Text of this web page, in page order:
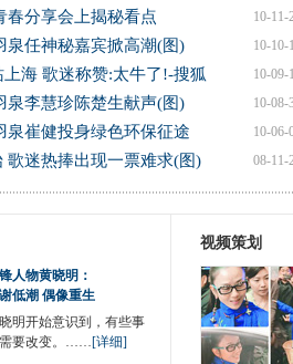
10-11-
春分享会上揭秘看点
10-10-
泉任神秘嘉宾掀高潮(图)
10-09-
海 歌迷称赞:太牛了!-搜狐
10-08-
泉李慧珍陈楚生献声(图)
10-06-
泉崔健投身绿色环保征途
08-11-
歌迷热捧出现一票难求(图)
人物黄晓明：
低潮 偶像重生
明开始意识到，有些事
要改变。……[详细]
视频策划